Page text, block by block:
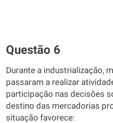
Questão 6
Durante a industrialização,
passaram a realizar
participação nas decisões
destino das mercadorias
situação favorece: